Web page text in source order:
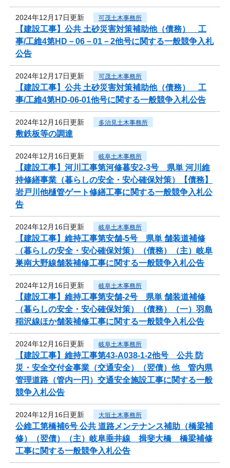
2024年12月17日更新 可茂土木事務所
【建設工事】公共 土砂災害対策補助他（債務） 工
事/工維4第HD－06－01－2他号に関する一般競争入札
公告
2024年12月17日更新 可茂土木事務所
【建設工事】公共 土砂災害対策補助他（債務） 工
事/工維4第HD-06-01他号に関する一般競争入札公告
2024年12月16日更新 多治見土木事務所
敷鉄板等の調達
2024年12月16日更新 岐阜土木事務所
【建設工事】河川工事第河修暮安2-3号 県単 河川維
持修繕事業（暮らしの安全・安心確保対策）【債務】
岩戸川他樋管ゲート修繕工事に関する一般競争入札公
告
2024年12月16日更新 岐阜土木事務所
【建設工事】維持工事第安舗-5号 県単 舗装道補修
（暮らしの安全・安心確保対策）（債務）（主）岐阜
巣南大野線舗装補修工事に関する一般競争入札公告
2024年12月16日更新 岐阜土木事務所
【建設工事】維持工事第安舗-2号 県単 舗装道補修
（暮らしの安全・安心確保対策）（債務）（一）羽島
稲沢線ほか舗装補修工事に関する一般競争入札公告
2024年12月16日更新 岐阜土木事務所
【建設工事】維持工事第43-A038-1-2他号 公共 防
災・安全交付金事業（交通安全）（翌債）他 管内県
管理道路（管内一円）交通安全施設工事に関する一般
競争入札公告
2024年12月16日更新 大垣土木事務所
公維工第橋補6号 公共 道路メンテナンス補助（橋梁補
修）（翌債）（主）岐阜垂井線 揖斐大橋 橋梁補修
工事に関する一般競争入札公告